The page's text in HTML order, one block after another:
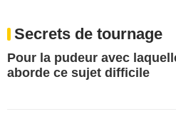
Secrets de tournage
Pour la pudeur avec
aborde ce sujet difficile